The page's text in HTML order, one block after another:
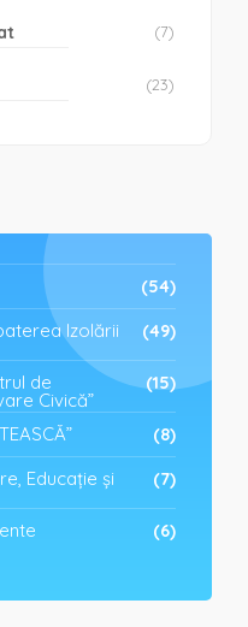
(7)
(23)
(54)
Izolării (49)
de
Civică”
(15)
(8)
Educație și (7)
(6)